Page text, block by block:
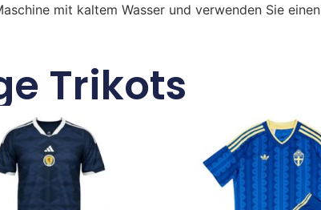
mit kaltem Wasser und verwenden Sie einen
Trikots